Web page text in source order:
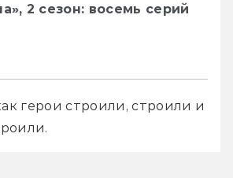
2 сезон: восемь серий
герои строили, строили и